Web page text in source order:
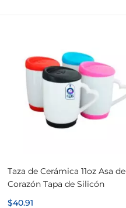
Taza de Cerámica 11oz Asa de
Corazón Tapa de Silicón
$40.91